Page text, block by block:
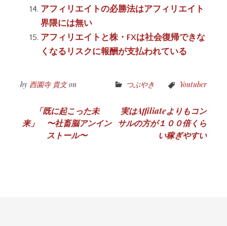
アフィリエイトの必勝法はアフィリエイト
界隈には無い
アフィリエイトと株・FXは社会復帰できな
くなるリスクに報酬が支払われている
by 西園寺 貴文on つぶやき Youtuber
稿
「既に起こった未
来」 〜社畜脳アンイン
ストール〜
実はAffiliateよりもコン
サルの方が１００倍くら
い稼ぎやすい